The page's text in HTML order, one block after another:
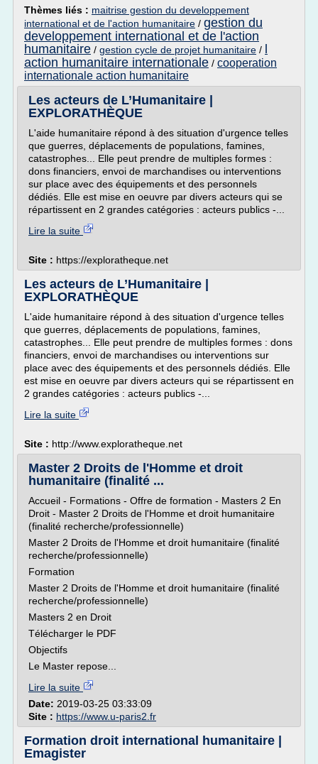
Thèmes liés : maitrise gestion du developpement
international et de l'action humanitaire / gestion du
developpement international et de l'action
humanitaire / gestion cycle de projet humanitaire /
action humanitaire internationale / cooperation
internationale action humanitaire
Les acteurs de L’Humanitaire |
EXPLORATHÈQUE
L'aide humanitaire répond à des situation d'urgence telles
que guerres, déplacements de populations, famines,
catastrophes... Elle peut prendre de multiples formes :
dons financiers, envoi de marchandises ou interventions
sur place avec des équipements et des personnels
dédiés. Elle est mise en oeuvre par divers acteurs qui se
répartissent en 2 grandes catégories : acteurs publics -...
Lire la suite
Site : https://exploratheque.net
Les acteurs de L’Humanitaire |
EXPLORATHÈQUE
L'aide humanitaire répond à des situation d'urgence telles
que guerres, déplacements de populations, famines,
catastrophes... Elle peut prendre de multiples formes : dons
financiers, envoi de marchandises ou interventions sur
place avec des équipements et des personnels dédiés. Elle
est mise en oeuvre par divers acteurs qui se répartissent en
2 grandes catégories : acteurs publics -...
Lire la suite
Site : http://www.exploratheque.net
Master 2 Droits de l'Homme et droit
humanitaire (finalité ...
Accueil - Formations - Offre de formation - Masters 2 En
Droit - Master 2 Droits de l'Homme et droit humanitaire
(finalité recherche/professionnelle)
Master 2 Droits de l'Homme et droit humanitaire (finalité
recherche/professionnelle)
Formation
Master 2 Droits de l'Homme et droit humanitaire (finalité
recherche/professionnelle)
Masters 2 en Droit
Télécharger le PDF
Objectifs
Le Master repose...
Lire la suite
Date: 2019-03-25 03:33:09
Site : https://www.u-paris2.fr
Formation droit international humanitaire |
Emagister